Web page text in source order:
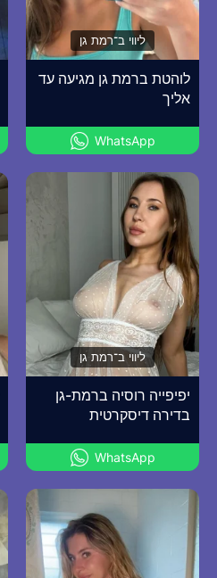
ליווי ב־רמת גן
לוהטת ברמת גן מגיעה עד
אליך
WhatsApp
ליווי ב־רמת גן
יפיפייה רוסיה ברמת-גן
בדירה דיסקרטית
WhatsApp